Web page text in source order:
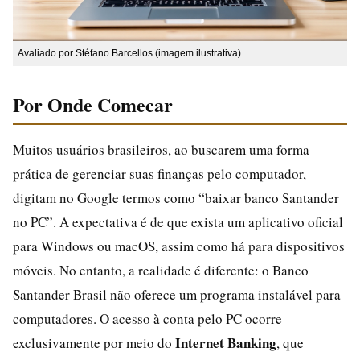
Avaliado por Stéfano Barcellos (imagem ilustrativa)
Por Onde Comecar
Muitos usuários brasileiros, ao buscarem uma forma
prática de gerenciar suas finanças pelo computador,
digitam no Google termos como “baixar banco Santander
no PC”. A expectativa é de que exista um aplicativo oficial
para Windows ou macOS, assim como há para dispositivos
móveis. No entanto, a realidade é diferente: o Banco
Santander Brasil não oferece um programa instalável para
computadores. O acesso à conta pelo PC ocorre
exclusivamente por meio do Internet Banking, que